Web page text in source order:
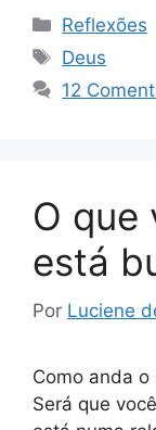
Categorias
Reflexões
Tags
Deus
12
O que
está
Por Luciene
Como anda o
Será que